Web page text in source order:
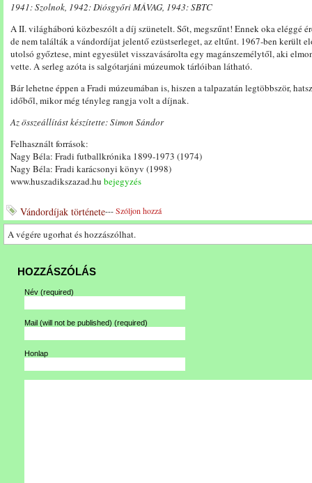
1941: Szolnok, 1942: Diósgyőri MÁVAG, 1943: SBTC
A II. világháború közbeszólt a díj szünetelt. Sőt, megszűnt! Ennek oka eléggé
de nem találták a vándordíjat jelentő ezüstserleget, az eltűnt. 1967-ben került
utolsó győztese, mint egyesület visszavásárolta egy magánszemélytől, aki
vette. A serleg azóta is salgótarjáni múzeumok tárlóiban látható.
Bár lehetne éppen a Fradi múzeumában is, hiszen a talpazatán legtöbbször,
időből, mikor még tényleg rangja volt a díjnak.
Az összeállítást készítette: Simon Sándor
Felhasznált források:
Nagy Béla: Fradi futballkrónika 1899-1973 (1974)
Nagy Béla: Fradi karácsonyi könyv (1998)
www.huszadikszazad.hu bejegyzés
Vándordíjak története---Szóljon hozzá
A végére ugorhat és hozzászólhat.
HOZZÁSZÓLÁS
Név (required)
Mail (will not be published) (required)
Honlap